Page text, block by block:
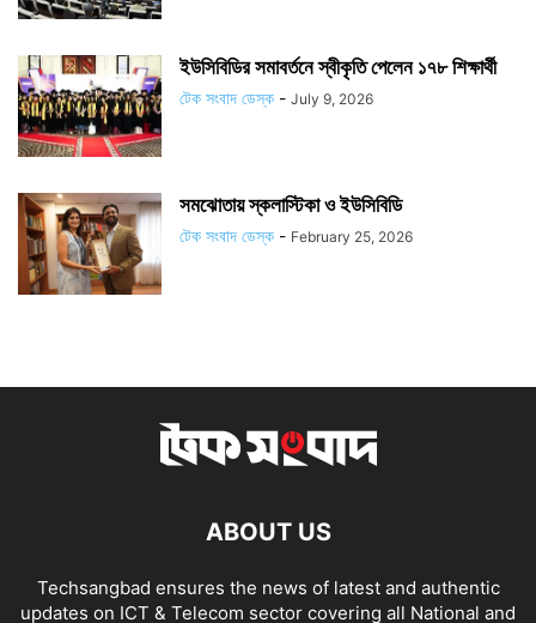
ইউসিবিডির সমাবর্তনে স্বীকৃতি পেলেন ১৭৮ শিক্ষার্থী
টেক সংবাদ ডেস্ক - July 9, 2026
সমঝোতায় স্কলাস্টিকা ও ইউসিবিডি
টেক সংবাদ ডেস্ক - February 25, 2026
ABOUT US
Techsangbad ensures the news of latest and authentic
updates on ICT & Telecom sector covering all National and